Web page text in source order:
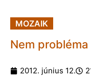
MOZAIK
Nem
2012. június 12.